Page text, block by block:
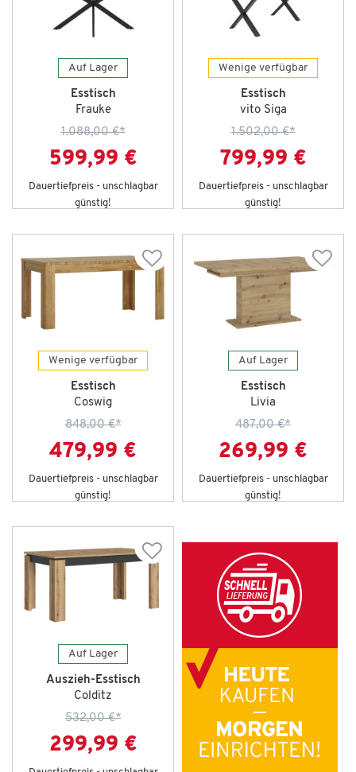
Auf Lager
Esstisch
Frauke
1.088,00 €*
599,99 €
Dauertiefpreis - unschlagbar
günstig!
Wenige verfügbar
Esstisch
vito Siga
1.502,00 €*
799,99 €
Dauertiefpreis - unschlagbar
günstig!
Wenige verfügbar
Esstisch
Coswig
848,00 €*
479,99 €
Dauertiefpreis - unschlagbar
günstig!
Auf Lager
Esstisch
Livia
487,00 €*
269,99 €
Dauertiefpreis - unschlagbar
günstig!
Auf Lager
Auszieh-Esstisch
Colditz
532,00 €*
299,99 €